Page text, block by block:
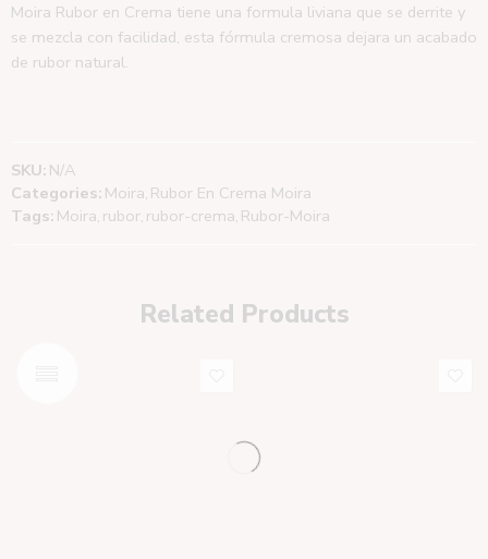
Moira Rubor en Crema tiene una formula liviana que se derrite y
se mezcla con facilidad, esta fórmula cremosa dejara un acabado
de rubor natural.
SKU: N/A
Categories: Moira, Rubor En Crema Moira
Tags: Moira, rubor, rubor-crema, Rubor-Moira
Related Products